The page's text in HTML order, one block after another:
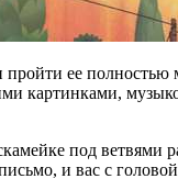
ее полностью
картинками,
под ветвями
и вас с